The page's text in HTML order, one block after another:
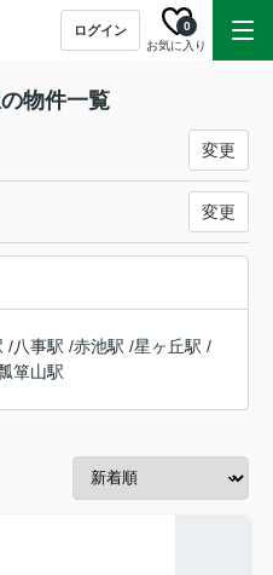
ログイン
お気に入り
0
物件一覧
変更
変更
/八事駅 /赤池駅 /星ヶ丘駅 /
箪山駅